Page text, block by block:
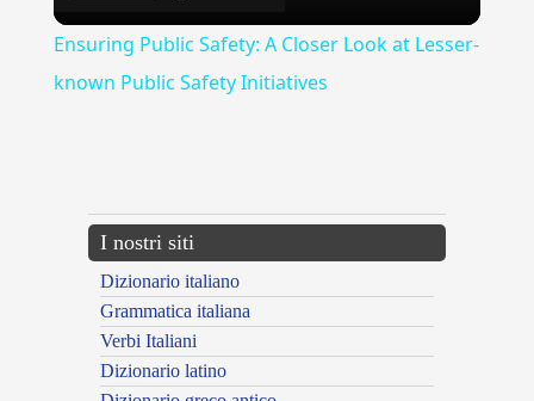
Ensuring Public Safety: A Closer Look at Lesser-
known Public Safety Initiatives
I nostri siti
Dizionario italiano
Grammatica italiana
Verbi Italiani
Dizionario latino